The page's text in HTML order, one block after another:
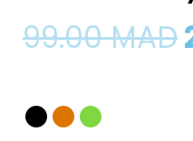
99.00MAD
quantité
de